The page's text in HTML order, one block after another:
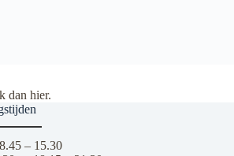
dan hier.
– 15.30